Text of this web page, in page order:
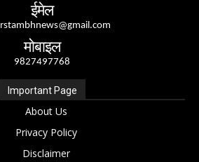
ईमेल
मोबाइल
9827497768
Important Page
About Us
Privacy Policy
Disclaimer